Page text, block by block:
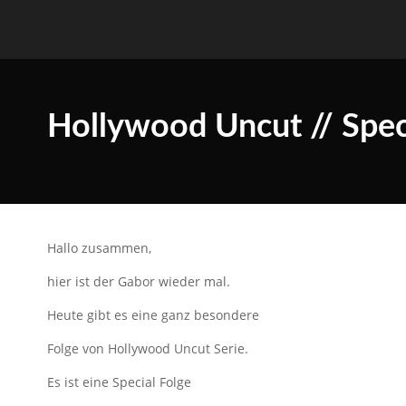
Hollywood Uncut //
Hallo zusammen,
hier ist der Gabor wieder mal.
Heute gibt es eine ganz besondere
Folge von Hollywood Uncut Serie.
Es ist eine Special Folge